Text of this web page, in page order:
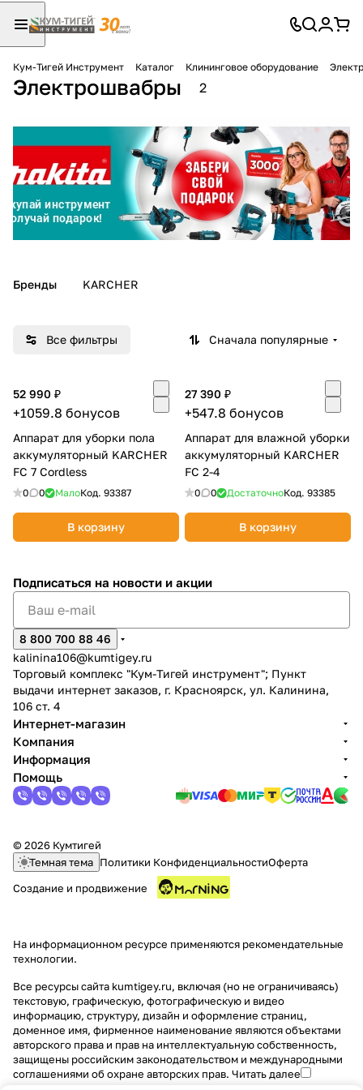
Кум-Тигей Инструмент Каталог Клининговое оборудование
Электрошвабры 2
Бренды KARCHER
Все фильтры Сначала популярные
52 990 ₽
+1059.8 бонусов
Аппарат для уборки пола
аккумуляторный KARCHER
FC 7 Cordless
0 0 МалоКод. 93387
В корзину
27 390 ₽
+547.8 бонусов
Аппарат для влажной уборки
аккумуляторный KARCHER
FC 2-4
0 0 ДостаточноКод. 93385
В корзину
Подписаться на новости и акции
8 800 700 88 46
kalinina106@kumtigey.ru
Торговый комплекс "Кум-Тигей инструмент"; Пункт
выдачи интернет заказов, г. Красноярск, ул. Калинина,
106 ст. 4
Интернет-магазин
Компания
Информация
Помощь
© 2026 Кумтигей
Темная тема Политики КонфиденциальностиОферта
Создание и продвижение
На информационном ресурсе применяются рекомендательные
технологии.
Все ресурсы сайта kumtigey.ru, включая (но не ограничиваясь)
текстовую, графическую, фотографическую и видео
информацию, структуру, дизайн и оформление страниц,
доменное имя, фирменное наименование являются объектами
авторского права и прав на интеллектуальную собственность,
защищены российским законодательством и международными
соглашениями об охране авторских прав. Читать далее
Для клиентов всех банков
Разбейте
оплату на части
без переплат
Добавляйте товары
в корзину
Оплачивайте сегодня только
25 % картой любого банка
Получайте товар
Оставшиеся
списыватьсяс вашей карты
по25%каждые 2 недели
Подробнее
об оплате Плайтом
раз в 2
недели
plait.ru